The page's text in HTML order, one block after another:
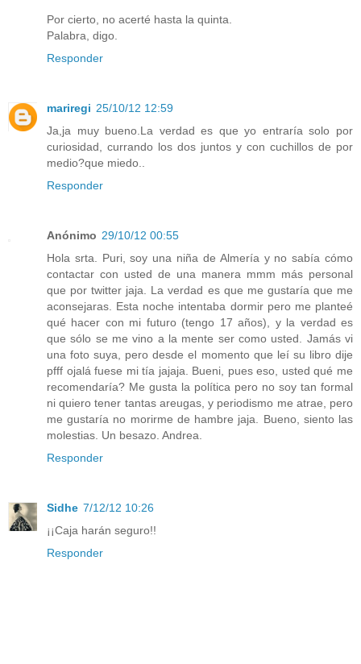
Por cierto, no acerté hasta la quinta.
Palabra, digo.
Responder
mariregi 25/10/12 12:59
Ja,ja muy bueno.La verdad es que yo entraría solo por
curiosidad, currando los dos juntos y con cuchillos de por
medio?que miedo..
Responder
Anónimo 29/10/12 00:55
Hola srta. Puri, soy una niña de Almería y no sabía cómo
contactar con usted de una manera mmm más personal
que por twitter jaja. La verdad es que me gustaría que me
aconsejaras. Esta noche intentaba dormir pero me planteé
qué hacer con mi futuro (tengo 17 años), y la verdad es
que sólo se me vino a la mente ser como usted. Jamás vi
una foto suya, pero desde el momento que leí su libro dije
pfff ojalá fuese mi tía jajaja. Bueni, pues eso, usted qué me
recomendaría? Me gusta la política pero no soy tan formal
ni quiero tener tantas areugas, y periodismo me atrae, pero
me gustaría no morirme de hambre jaja. Bueno, siento las
molestias. Un besazo. Andrea.
Responder
Sidhe 7/12/12 10:26
¡¡Caja harán seguro!!
Responder